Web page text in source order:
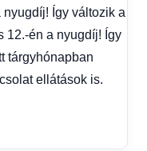
,
Így változik a
12.-én a nyugdíj! Így
tárgyhónapban
ellátások is.